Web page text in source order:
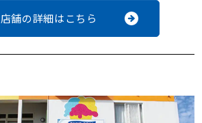
店舗の詳細はこちら